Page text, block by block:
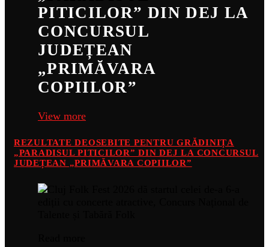
PITICILOR” DIN DEJ LA
CONCURSUL
JUDEȚEAN
„PRIMĂVARA
COPIILOR”
View more
REZULTATE DEOSEBITE PENTRU GRĂDINIȚA
„PARADISUL PITICILOR” DIN DEJ LA CONCURSUL
JUDEȚEAN „PRIMĂVARA COPIILOR”